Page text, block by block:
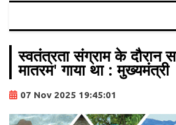
स्वतंत्रता संग्राम के दौरान
मातरम' गाया था : मुख्यमंत्री
07 Nov 2025 19:45:01